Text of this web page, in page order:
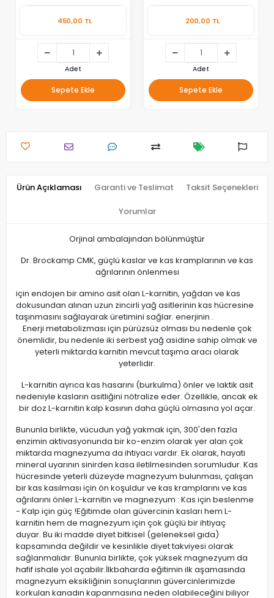
450,00 TL
Adet
Sepete Ekle
200,00 TL
Adet
Sepete Ekle
Ürün Açıklaması Garanti ve Teslimat Taksit Seçenekleri
Yorumlar
Orjinal ambalajından bölünmüştür
Dr. Brockamp CMK, güçlü kaslar ve kas kramplarının ve kas
ağrılarının önlenmesi
için endojen bir amino asit olan L-karnitin, yağdan ve kas
dokusundan alınan uzun zincirli yağ asitlerinin kas hücresine
taşınmasını sağlayarak üretimini sağlar. enerjinin .
Enerji metabolizması için pürüzsüz olması bu nedenle çok
önemlidir, bu nedenle iki serbest yağ asidine sahip olmak ve
yeterli miktarda karnitin mevcut taşıma aracı olarak
yeterlidir.
L-karnitin ayrıca kas hasarını (burkulma) önler ve laktik asit
nedeniyle kasların asitliğini nötralize eder. Özellikle, ancak ek
bir doz L-karnitin kalp kasının daha güçlü olmasına yol açar.
Bununla birlikte, vücudun yağ yakmak için, 300'den fazla
enzimin aktivasyonunda bir ko-enzim olarak yer alan çok
miktarda magnezyuma da ihtiyacı vardır. Ek olarak, hayati
mineral uyarının sinirden kasa iletilmesinden sorumludur. Kas
hücresinde yeterli düzeyde magnezyum bulunması, çalışan
bir kas kasılması için ön koşuldur ve kas kramplarını ve kas
ağrılarını önler.L-karnitin ve magnezyum : Kas için beslenme
- Kalp için güç !Eğitimde olan güvercinin kasları hem L-
karnitin hem de magnezyum için çok güçlü bir ihtiyaç
duyar. Bu iki madde diyet bitkisel (geleneksel gıda)
kapsamında değildir ve kesinlikle diyet takviyesi olarak
sağlanmalıdır. Bununla birlikte, çok yüksek magnezyum da
hafif ishale yol açabilir.İlkbaharda eğitimin ilk aşamasında
magnezyum eksikliğinin sonuçlarının güvercinlerimizde
korkulan kanadın kapanmasına neden olabileceğini biliyor